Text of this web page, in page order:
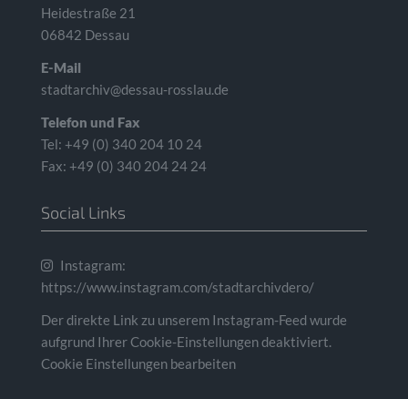
Heidestraße 21
06842 Dessau
E-Mail
stadtarchiv@dessau-rosslau.de
Telefon und Fax
Tel: +49 (0) 340 204 10 24
Fax: +49 (0) 340 204 24 24
Social Links
Instagram:
https://www.instagram.com/stadtarchivdero/
Der direkte Link zu unserem Instagram-Feed wurde
aufgrund Ihrer Cookie-Einstellungen deaktiviert.
Cookie Einstellungen bearbeiten